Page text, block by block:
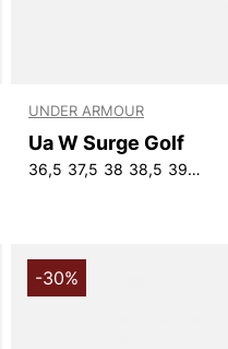
UNDER ARMOUR
Ua W Surge Golf
36,5 37,5 38 38,5 39 40
-30%